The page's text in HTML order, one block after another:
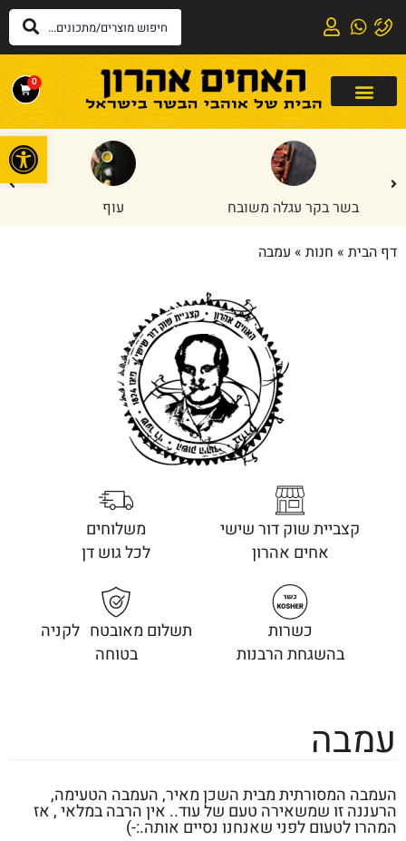
0
בשר בקר עגלה משובח עוף
דף הבית » חנות » עמבה
עמבה
העמבה המסורתית מבית השכן מאיר, העמבה הטעימה,
הרעננה זו שמשאירה טעם של עוד.. אין הרבה במלאי , אז
המהרו לטעום לפני שאנחנו נסיים אותה.:-)
קצביית שוק דור שישי
אחים אהרון
משלוחים
לכל גוש דן
כשרות
בהשגחת הרבנות
תשלום מאובטח לקניה
בטוחה